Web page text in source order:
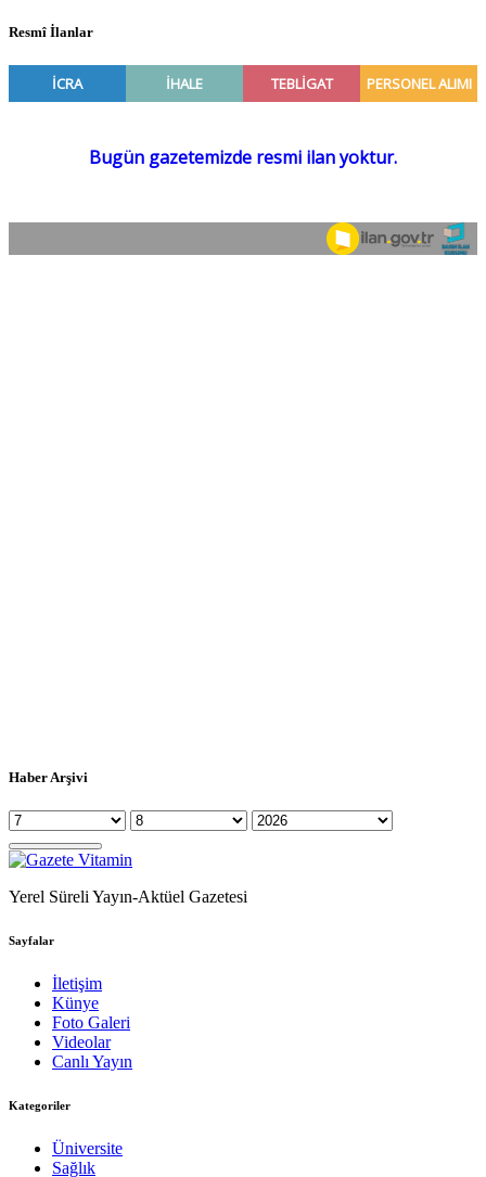
Resmî İlanlar
Haber Arşivi
Yerel Süreli Yayın-Aktüel Gazetesi
Sayfalar
İletişim
Künye
Foto Galeri
Videolar
Canlı Yayın
Kategoriler
Üniversite
Sağlık